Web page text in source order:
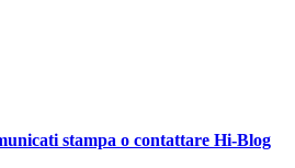
stampa o contattare Hi-Blog